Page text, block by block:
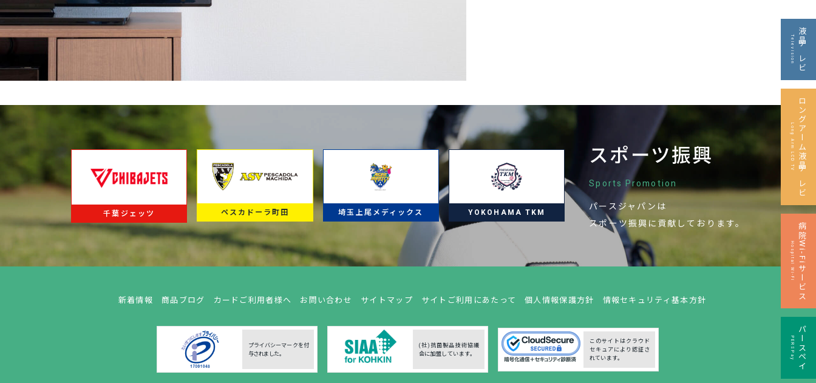
スポーツ振興
Sports Promotion
パースジャパンは
スポーツ振興に貢献しております。
千葉ジェッツ ペスカドーラ町田 埼玉上尾メディックス YOKOHAMA TKM
新着情報 商品ブログ カードご利用者様へ お問い合わせ サイトマップ サイトご利用にあたって 個人情報保護方針 情報セキュリティ基本方針
プライバシーマークを付
与されました。
(社)抗菌製品技術協議
会に加盟しています。
このサイトはクラウド
セキュアにより認証さ
れています。
液晶テレビ
Television
ロングアーム液晶テレビ
Long Arm LCD TV
病院Wi-Fiサービス
Hospital Wi-Fi
パースペイ
PERSPay